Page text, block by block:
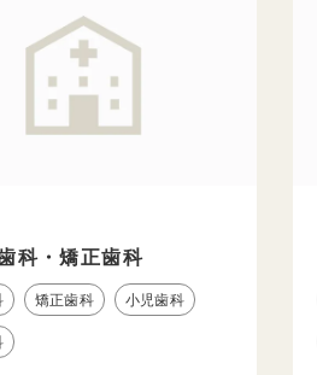
科・矯正歯科
矯正歯科 小児歯科